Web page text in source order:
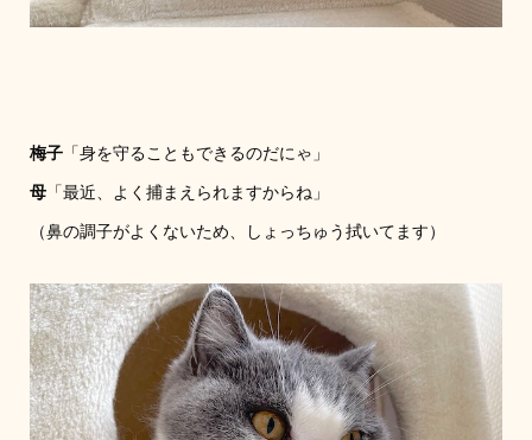
梅子「身を守ることもできるのだにゃ」
母「最近、よく捕まえられますからね」
（鼻の調子がよくないため、しょっちゅう拭いてます）